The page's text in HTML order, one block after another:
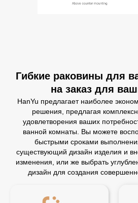
Гибкие раковины для
на заказ для
HanYu предлагает наиболее
решения, предлагая
удовлетворения ваших
ванной комнаты. Вы можете
быстрыми сроками
существующий дизайн изделия и
изменения, или же выбрать
дизайн для создания